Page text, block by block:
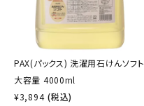
PAX(パックス) 洗濯用石けんソフト
大容量 4000ml
¥3,894 (税込)